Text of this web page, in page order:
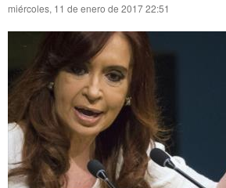
miércoles, 11 de enero de 2017 22:51